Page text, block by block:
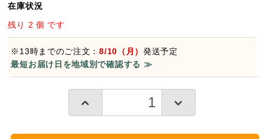
在庫状況
残り 2 個 です
※13時までのご注文：8/10（月）発送予定
最短お届け日を地域別で確認する ≫